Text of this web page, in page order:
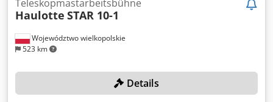
Województwo wielkopolskie
523 km
Teleskopmastarbeitsbühne
Haulotte STAR 10-1
Details